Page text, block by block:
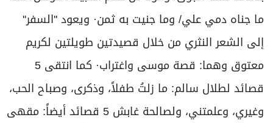
ما جناه دمي علي/ وما جنيت به ثمن· ويعود ''السفر''
إلى الشعر النثري من خلال قصيدتين طويلتين لكريم
معتوق وهما: قصة موسى واغتراب· كما انتقى 5
قصائد لطلال سالم: ما زلتُ طفلاً، وذكرى، وصباح الحب،
وغيري، وعلمتني، ولصالحة غابش 5 قصائد أيضاً: مقهى